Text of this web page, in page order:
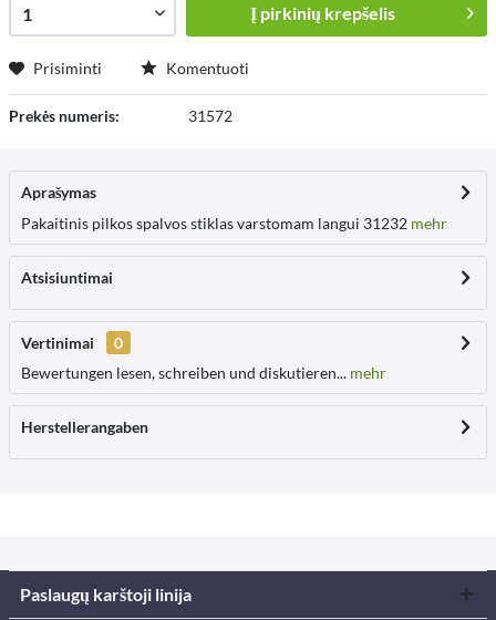
Į pirkinių krepšelis
Prisiminti Komentuoti
Prekės numeris: 31572
Aprašymas
Pakaitinis pilkos spalvos stiklas varstomam langui 31232 mehr
Atsisiuntimai
Vertinimai
0
Bewertungen lesen, schreiben und diskutieren... mehr
Herstellerangaben
Paslaugų karštoji linija